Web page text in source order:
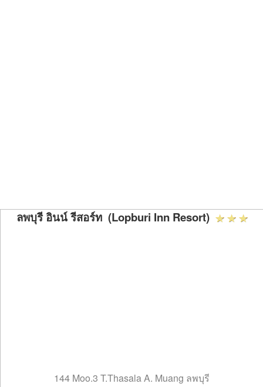
ลพบุรี อินน์ รีสอร์ท (Lopburi Inn Resort)
144 Moo.3 T.Thasala A. Muang ลพบุรี